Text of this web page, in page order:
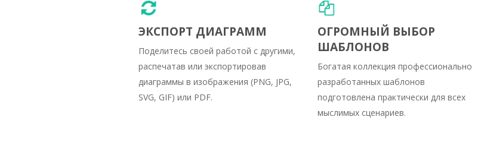
ЭКСПОРТ ДИАГРАММ
Поделитесь своей работой с другими,
распечатав или экспортировав
диаграммы в изображения (PNG, JPG,
SVG, GIF) или PDF.
ОГРОМНЫЙ ВЫБОР
ШАБЛОНОВ
Богатая коллекция профессионально
разработанных шаблонов
подготовлена практически для всех
мыслимых сценариев.